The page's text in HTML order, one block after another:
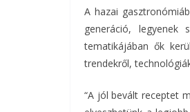
A hazai
generáció, legyenek
tematikájában ők
trendekről,
“A jól bevált receptet